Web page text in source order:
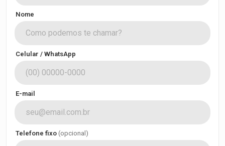
Nome
Celular / WhatsApp
E-mail
Telefone fixo (opcional)